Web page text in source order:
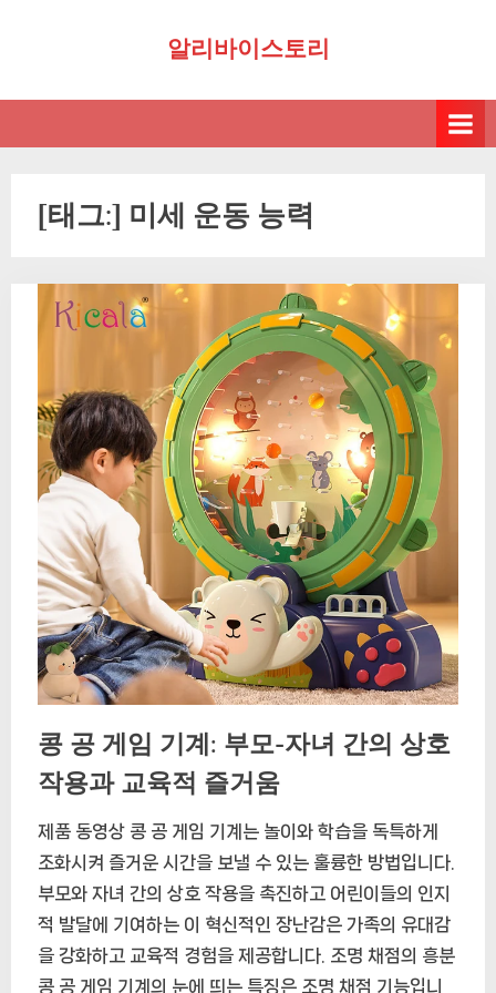
알리바이스토리
[태그:] 미세 운동 능력
콩 공 게임 기계: 부모-자녀 간의 상호
작용과 교육적 즐거움
제품 동영상 콩 공 게임 기계는 놀이와 학습을 독특하게
조화시켜 즐거운 시간을 보낼 수 있는 훌륭한 방법입니다.
부모와 자녀 간의 상호 작용을 촉진하고 어린이들의 인지
적 발달에 기여하는 이 혁신적인 장난감은 가족의 유대감
을 강화하고 교육적 경험을 제공합니다. 조명 채점의 흥분
콩 공 게임 기계의 눈에 띄는 특징은 조명 채점 기능입니